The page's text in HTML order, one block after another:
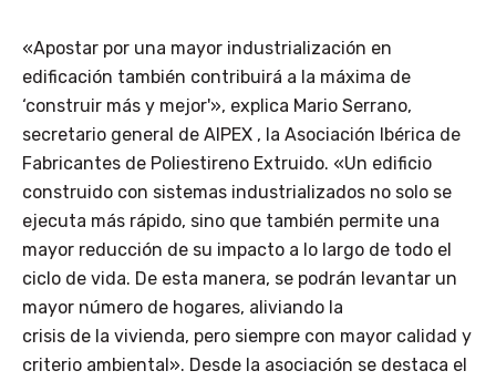
«Apostar por una mayor industrialización en
edificación también contribuirá a la máxima de
‘construir más y mejor'», explica Mario Serrano,
secretario general de AIPEX , la Asociación Ibérica de
Fabricantes de Poliestireno Extruido. «Un edificio
construido con sistemas industrializados no solo se
ejecuta más rápido, sino que también permite una
mayor reducción de su impacto a lo largo de todo el
ciclo de vida. De esta manera, se podrán levantar un
mayor número de hogares, aliviando la
crisis de la vivienda, pero siempre con mayor calidad y
criterio ambiental». Desde la asociación se destaca el